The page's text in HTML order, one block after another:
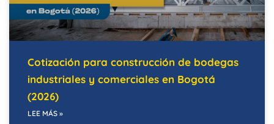
Cotización para construcción de bodegas
industriales y comerciales en Bogotá
(2026)
LEE MÁS »